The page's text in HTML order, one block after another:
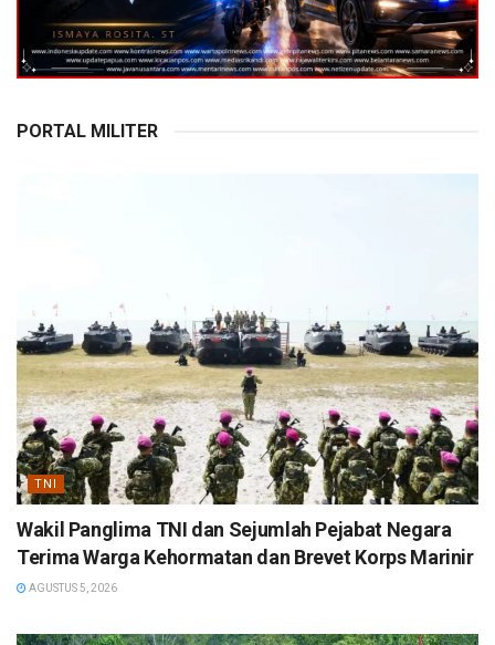
PORTAL MILITER
TNI
Wakil Panglima TNI dan Sejumlah Pejabat Negara
Terima Warga Kehormatan dan Brevet Korps Marinir
AGUSTUS 5, 2026